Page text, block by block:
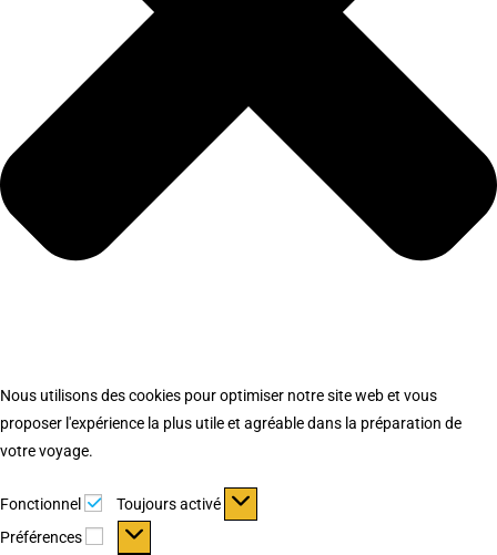
Nous utilisons des cookies pour optimiser notre site web et vous
proposer l'expérience la plus utile et agréable dans la préparation de
votre voyage.
Fonctionnel Fonctionnel
Toujours activé
Préférences
Préférences